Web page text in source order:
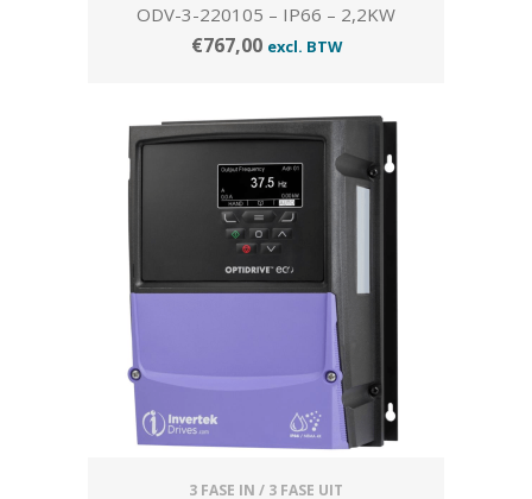
ODV-3-220105 – IP66 – 2,2KW
€767,00 excl. BTW
3 FASE IN / 3 FASE UIT